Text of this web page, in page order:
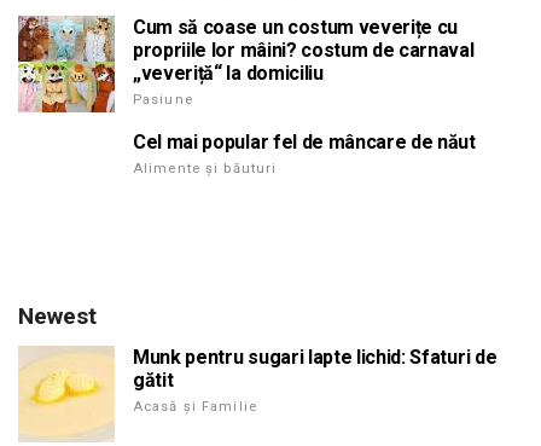
Cum să coase un costum veverițe cu
propriile lor mâini? costum de carnaval
„veveriță“ la domiciliu
Pasiune
Cel mai popular fel de mâncare de năut
Alimente și băuturi
Newest
Munk pentru sugari lapte lichid: Sfaturi de
gătit
Acasă și Familie